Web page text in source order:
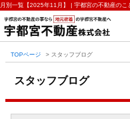
TOPページ > スタッフブログ
スタッフブログ